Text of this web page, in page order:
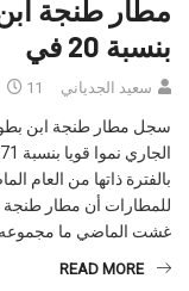
مطار طنجة
بنسبة 20 في
سجل مطار طنجة ابن
بالفترة ذاتها من العام
للمطارات أن مطار طنجة